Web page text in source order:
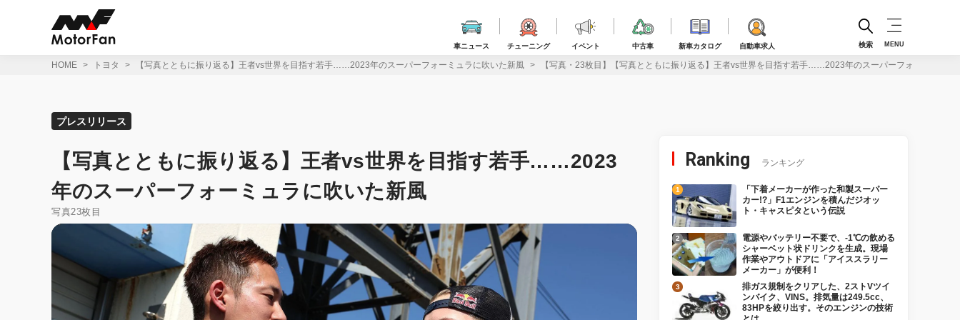
車ニュース チューニング イベント 中古車 新車カタログ 自動車求人 検索 MENU
HOME トヨタ 【写真とともに振り返る】王者vs世界を目指す若手……2023年のスーパーフォーミュラに吹いた新風 【写真・23枚目】【写真とともに振り返る】王者vs世界を目指す若手……2023年のスーパーフォーミュラに
プレスリリース
【写真とともに振り返る】王者vs世界を目指す若手……2023
年のスーパーフォーミュラに吹いた新風
写真23枚目
Ranking ランキング
「下着メーカーが作った和製スーパー
カー!?」F1エンジンを積んだジオッ
ト・キャスピタという伝説
電源やバッテリー不要で、-1℃の飲める
シャーベット状ドリンクを生成。現場
作業やアウトドアに「アイススラリー
メーカー」が便利！
排ガス規制をクリアした、2ストVツイ
ンバイク、VINS。排気量は249.5cc、
83HPを絞り出す。そのエンジンの技術